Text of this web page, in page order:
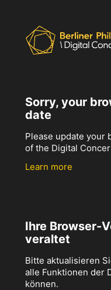
Sorry, your
date
Please update your
of the Digital
Learn more
Ihre Browser-
veraltet
Bitte aktualisieren
alle Funktionen der
können.